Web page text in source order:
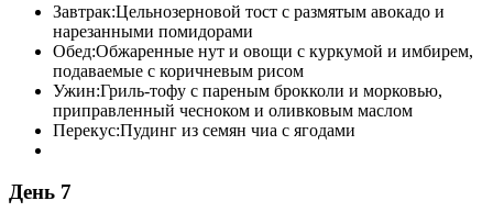
Завтрак:Цельнозерновой тост с размятым авокадо и
нарезанными помидорами
Обед:Обжаренные нут и овощи с куркумой и имбирем,
подаваемые с коричневым рисом
Ужин:Гриль-тофу с пареным брокколи и морковью,
приправленный чесноком и оливковым маслом
Перекус:Пудинг из семян чиа с ягодами
День 7